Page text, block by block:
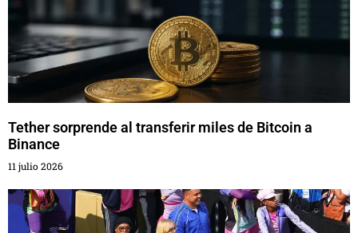
Tether sorprende al transferir miles de Bitcoin a
Binance
11 julio 2026